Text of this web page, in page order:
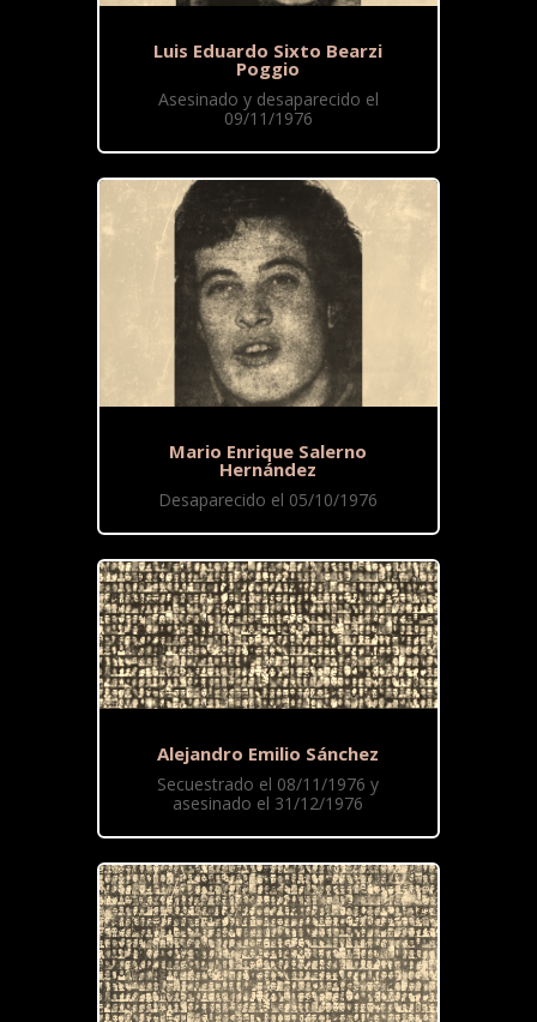
Luis Eduardo Sixto Bearzi
Poggio
Asesinado y desaparecido el
09/11/1976
Mario Enrique Salerno
Hernández
Desaparecido el 05/10/1976
Alejandro Emilio Sánchez
Secuestrado el 08/11/1976 y
asesinado el 31/12/1976